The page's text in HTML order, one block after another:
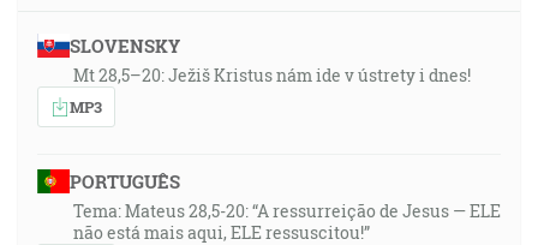
SLOVENSKY
Mt 28,5–20: Ježiš Kristus nám ide v ústrety i dnes!
MP3
PORTUGUÊS
Tema: Mateus 28,5-20: “A ressurreição de Jesus — ELE
não está mais aqui, ELE ressuscitou!”